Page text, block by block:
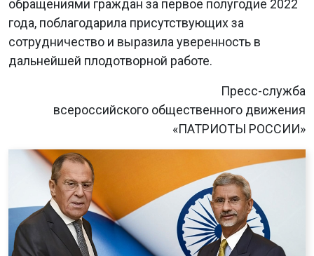
обращениями граждан за первое полугодие 2022
года, поблагодарила присутствующих за
сотрудничество и выразила уверенность в
дальнейшей плодотворной работе.
Пресс-служба
всероссийского общественного движения
«ПАТРИОТЫ РОССИИ»